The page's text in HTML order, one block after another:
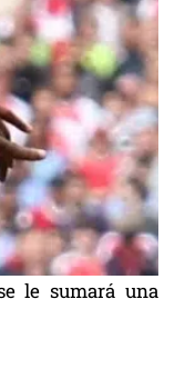
le sumará una